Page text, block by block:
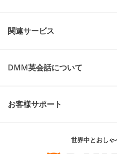
関連サービス
DMM英会話について
お客様サポート
世界中とおしゃ